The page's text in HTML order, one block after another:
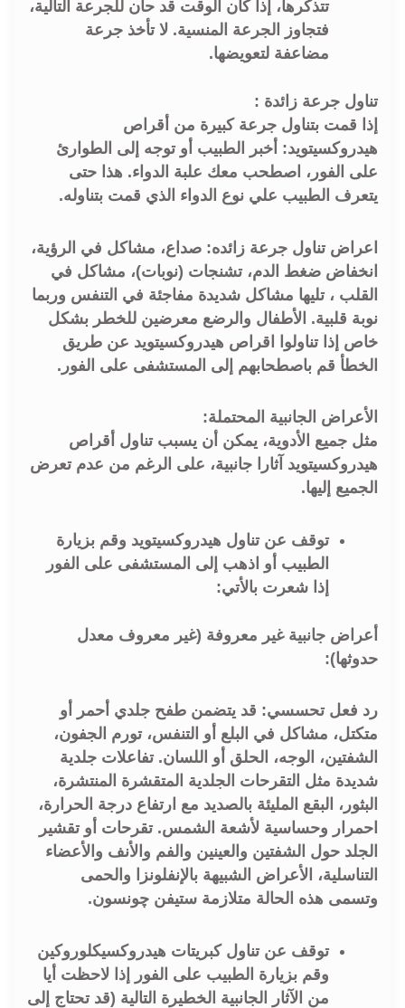
تتذكرها، إذا كان الوقت قد حان للجرعة التالية،
فتجاوز الجرعة المنسية. لا تأخذ جرعة
مضاعفة لتعويضها.
تناول جرعة زائدة :
إذا قمت بتناول جرعة كبيرة من أقراص
هيدروكسيتويد: أخبر الطبيب أو توجه إلى الطوارئ
على الفور، اصطحب معك علبة الدواء. هذا حتى
يتعرف الطبيب علي نوع الدواء الذي قمت بتناوله.
اعراض تناول جرعة زائده: صداع، مشاكل في الرؤية،
انخفاض ضغط الدم، تشنجات (نوبات)، مشاكل في
القلب ، تليها مشاكل شديدة مفاجئة في التنفس وربما
نوبة قلبية. الأطفال والرضع معرضين للخطر بشكل
خاص إذا تناولوا اقراص هيدروكسيتويد عن طريق
الخطأ قم باصطحابهم إلى المستشفى على الفور.
الأعراض الجانبية المحتملة:
مثل جميع الأدوية، يمكن أن يسبب تناول أقراص
هيدروكسيتويد آثارا جانبية، على الرغم من عدم تعرض
الجميع إليها.
توقف عن تناول هيدروكسيتويد وقم بزيارة
الطبيب أو اذهب إلى المستشفى على الفور
إذا شعرت بالأتي:
أعراض جانبية غير معروفة (غير معروف معدل
حدوثها):
رد فعل تحسسي: قد يتضمن طفح جلدي أحمر أو
متكتل، مشاكل في البلع أو التنفس، تورم الجفون،
الشفتين، الوجه، الحلق أو اللسان. تفاعلات جلدية
شديدة مثل التقرحات الجلدية المتقشرة المنتشرة،
البثور، البقع المليئة بالصديد مع ارتفاع درجة الحرارة،
احمرار وحساسية لأشعة الشمس. تقرحات أو تقشير
الجلد حول الشفتين والعينين والفم والأنف والأعضاء
التناسلية، الأعراض الشبيهة بالإنفلونزا والحمى
وتسمى هذه الحالة متلازمة ستيفن چونسون.
توقف عن تناول كبريتات هيدروكسيكلوروكين
وقم بزيارة الطبيب على الفور إذا لاحظت أيا
من الآثار الجانبية الخطيرة التالية (قد تحتاج إلى